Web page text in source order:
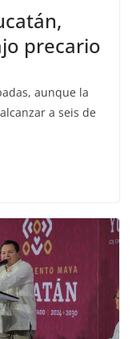
precario
aunque la
a seis de